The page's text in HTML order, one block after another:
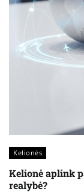
Kelionės
Kelionė aplink
realybė?